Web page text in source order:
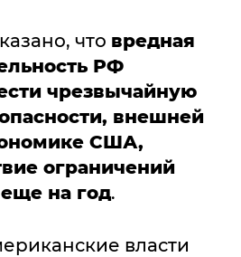
что вредная
РФ
чрезвычайную
внешней
США,
ограничений
на год.
власти